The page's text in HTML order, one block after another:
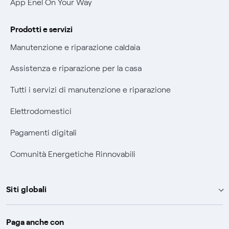
App Enel On Your Way
Prodotti e servizi
Manutenzione e riparazione caldaia
Assistenza e riparazione per la casa
Tutti i servizi di manutenzione e riparazione
Elettrodomestici
Pagamenti digitali
Comunità Energetiche Rinnovabili
Siti globali
Enel Group
Paga anche con